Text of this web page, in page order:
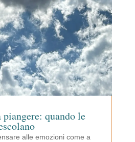
quando le
alle emozioni come a